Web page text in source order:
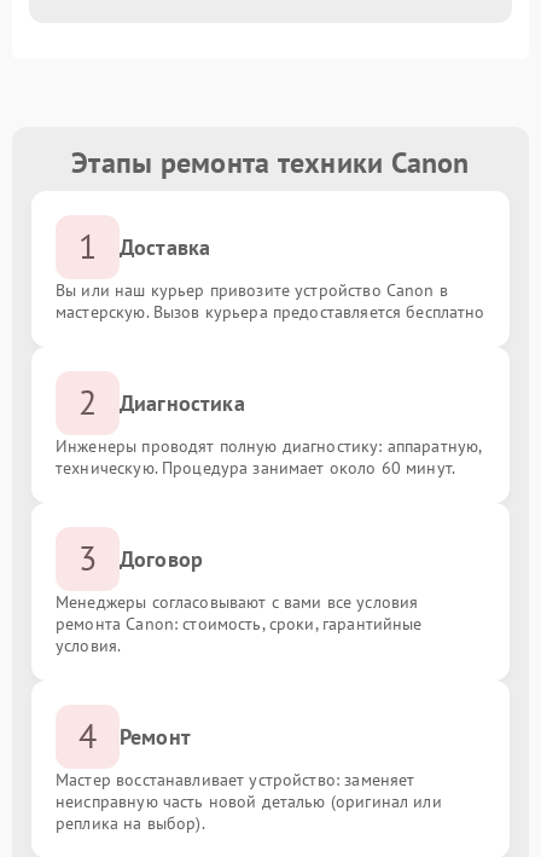
Этапы ремонта техники Canon
1 Доставка
Вы или наш курьер привозите устройство Canon в
мастерскую. Вызов курьера предоставляется бесплатно
2 Диагностика
Инженеры проводят полную диагностику: аппаратную,
техническую. Процедура занимает около 60 минут.
3 Договор
Менеджеры согласовывают с вами все условия
ремонта Canon: стоимость, сроки, гарантийные
условия.
4 Ремонт
Мастер восстанавливает устройство: заменяет
неисправную часть новой деталью (оригинал или
реплика на выбор).